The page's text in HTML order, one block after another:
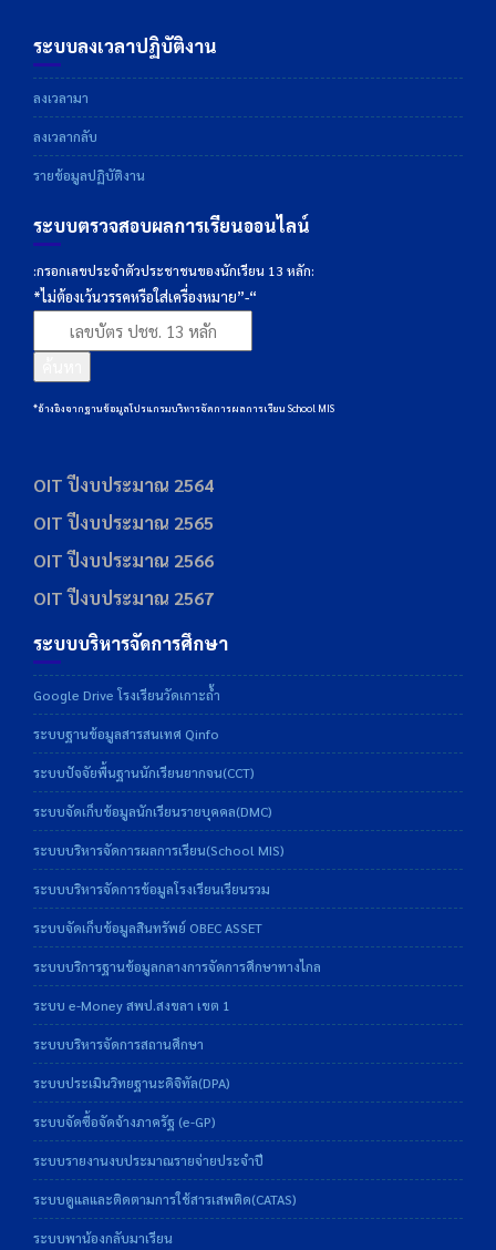
ระบบลงเวลาปฏิบัติงาน
ลงเวลามา
ลงเวลากลับ
รายข้อมูลปฏิบัติงาน
ระบบตรวจสอบผลการเรียนออนไลน์
:กรอกเลขประจำตัวประชาชนของนักเรียน 13 หลัก:
*ไม่ต้องเว้นวรรคหรือใส่เครื่องหมาย”-“
*อ้างอิงจากฐานข้อมูลโปรแกรมบริหารจัดการผลการเรียน School MIS
OIT ปีงบประมาณ 2564
OIT ปีงบประมาณ 2565
OIT ปีงบประมาณ 2566
OIT ปีงบประมาณ 2567
ระบบบริหารจัดการศึกษา
Google Drive โรงเรียนวัดเกาะถ้ำ
ระบบฐานข้อมูลสารสนเทศ Qinfo
ระบบปัจจัยพื้นฐานนักเรียนยากจน(CCT)
ระบบจัดเก็บข้อมูลนักเรียนรายบุคคล(DMC)
ระบบบริหารจัดการผลการเรียน(School MIS)
ระบบบริหารจัดการข้อมูลโรงเรียนเรียนรวม
ระบบจัดเก็บข้อมูลสินทรัพย์ OBEC ASSET
ระบบบริการฐานข้อมูลกลางการจัดการศึกษาทางไกล
ระบบ e-Money สพป.สงขลา เขต 1
ระบบบริหารจัดการสถานศึกษา
ระบบประเมินวิทยฐานะดิจิทัล(DPA)
ระบบจัดซื้อจัดจ้างภาครัฐ (e-GP)
ระบบรายงานงบประมาณรายจ่ายประจำปี
ระบบดูแลและติดตามการใช้สารเสพติด(CATAS)
ระบบพาน้องกลับมาเรียน